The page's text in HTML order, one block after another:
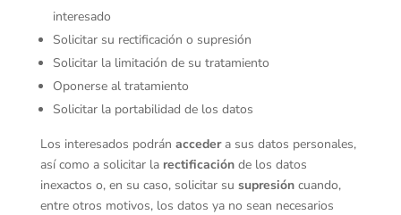
interesado
Solicitar su rectificación o supresión
Solicitar la limitación de su tratamiento
Oponerse al tratamiento
Solicitar la portabilidad de los datos
Los interesados podrán acceder a sus datos personales,
así como a solicitar la rectificación de los datos
inexactos o, en su caso, solicitar su supresión cuando,
entre otros motivos, los datos ya no sean necesarios